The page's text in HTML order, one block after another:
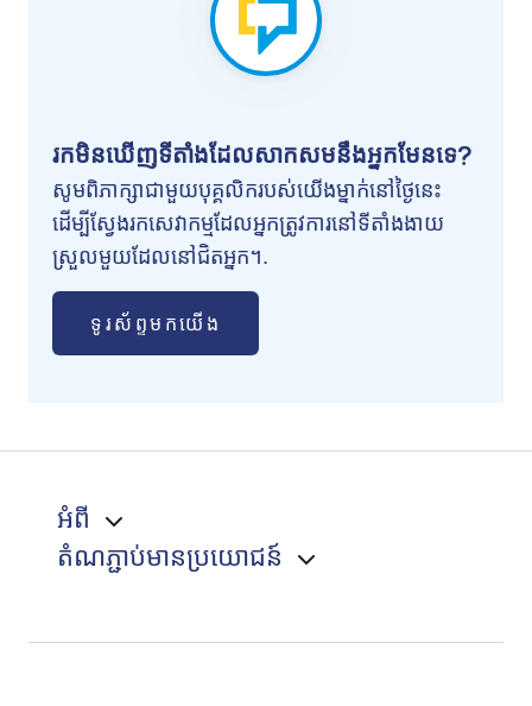
រកមិនឃើញទីតាំងដែលសាកសមនឹងអ្នកមែនទេ?
សូមពិភាក្សាជាមួយបុគ្គលិករបស់យើងម្នាក់នៅថ្ងៃនេះ
ដើម្បីស្វែងរកសេវាកម្មដែលអ្នកត្រូវការនៅទីតាំងងាយ
ស្រួលមួយដែលនៅជិតអ្នក។.
ទូរស័ព្ទមកយើង
អំពី
តំណភ្ជាប់មានប្រយោជន៍